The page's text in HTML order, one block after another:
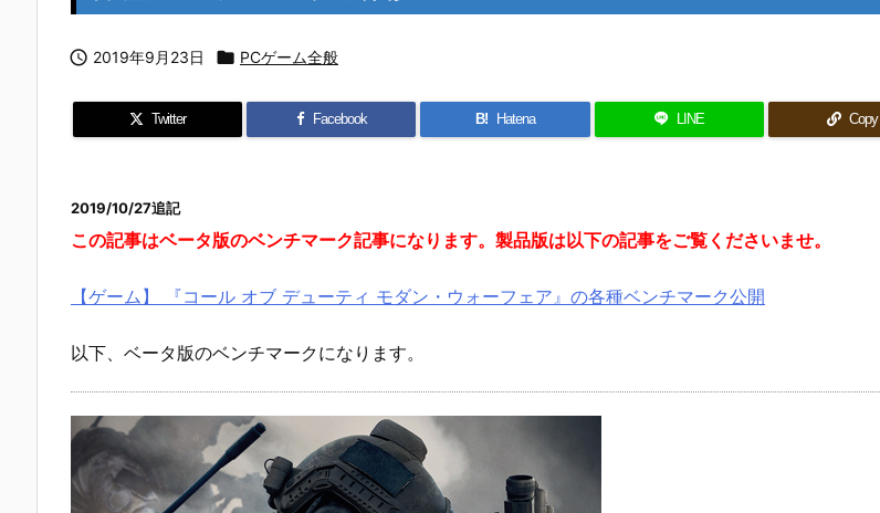
 2019年9月23日  PCゲーム全般
Twitter Facebook B! Hatena LINE Copy
2019/10/27追記
この記事はベータ版のベンチマーク記事になります。製品版は以下の記事をご覧くださいませ。
【ゲーム】 『コール オブ デューティ モダン・ウォーフェア』の各種ベンチマーク公開
以下、ベータ版のベンチマークになります。